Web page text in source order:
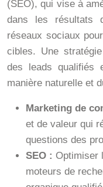
(SEO), qui vise à
dans les résultats
réseaux sociaux
cibles. Une
des leads qualifiés
manière naturelle et
Marketing de
et de valeur qui
questions des
SEO : Optimiser
moteurs de